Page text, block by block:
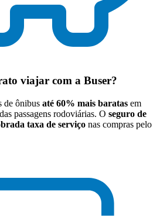
viajar com a Buser?
de ônibus até 60% mais baratas em
passagens rodoviárias. O seguro de
taxa de serviço nas compras pelo